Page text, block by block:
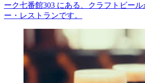
ーク七番館303 にある、クラフトビー
ー・レストランです。